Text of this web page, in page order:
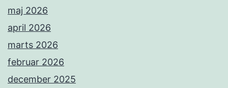
maj 2026
april 2026
marts 2026
februar 2026
december 2025